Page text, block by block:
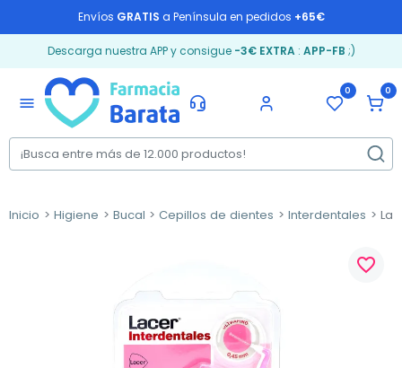
Envíos GRATIS a Península en pedidos +65€
Descarga nuestra APP y consigue -3€ EXTRA: APP-FB ;)
menu
0 0
Inicio Higiene Bucal Cepillos de dientes Interdentales
favorite_border